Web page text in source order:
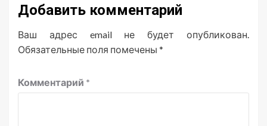
Добавить комментарий
Ваш адрес email не будет опубликован.
Обязательные поля помечены *
Комментарий *